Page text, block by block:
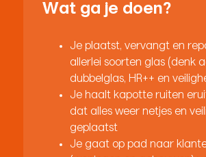
Wat ga je doen?
Je plaatst, vervangt en
allerlei soorten glas (denk
dubbelglas, HR++ en
Je haalt kapotte ruiten
dat alles weer netjes en
geplaatst
Je gaat op pad naar